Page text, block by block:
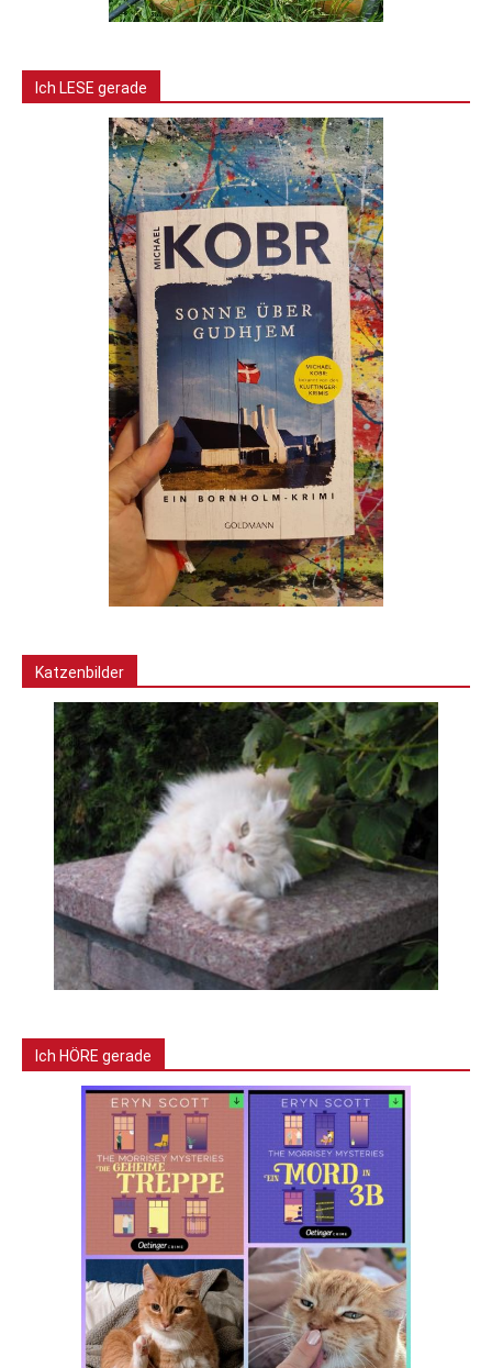
Ich LESE gerade
Katzenbilder
Ich HÖRE gerade